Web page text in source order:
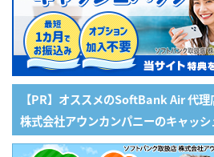
【PR】オススメのSoftBank Air 代理
株式会社アウンカンパニーのキャッ